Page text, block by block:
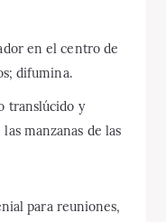
en el centro de
difumina.
translúcido y
manzanas de las
para reuniones,